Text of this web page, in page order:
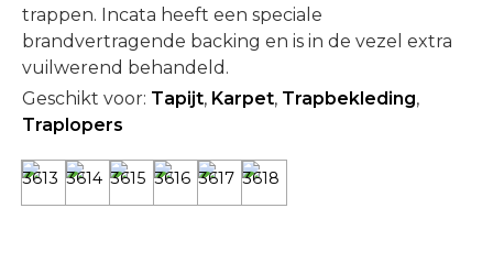
trappen. Incata heeft een speciale
brandvertragende backing en is in de vezel extra
vuilwerend behandeld.
Geschikt voor: Tapijt, Karpet, Trapbekleding,
Traplopers